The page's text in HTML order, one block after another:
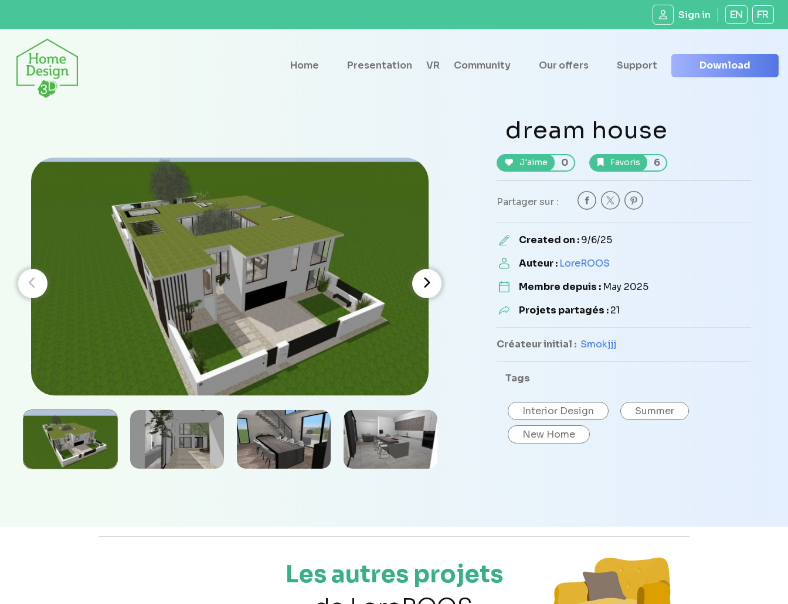
Sign in EN FR
Home Presentation VR Community Our offers Support Download
dream house
J'aime 0 Favoris 6
Partager sur :
Created on :9/6/25
Auteur : LoreROOS
Membre depuis : May 2025
Projets partagés :21
Créateur initial : Smokjjj
Tags
Interior Design
Summer
New Home
Les autres projets